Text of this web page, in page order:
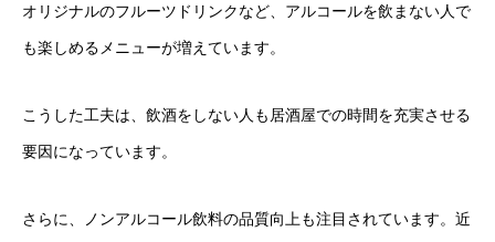
オリジナルのフルーツドリンクなど、アルコールを飲まない人で
も楽しめるメニューが増えています。
こうした工夫は、飲酒をしない人も居酒屋での時間を充実させる
要因になっています。
さらに、ノンアルコール飲料の品質向上も注目されています。近